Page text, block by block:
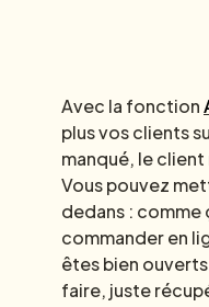
Avec la fonction
plus vos clients
manqué, le
Vous pouvez
dedans : comme
commander en
êtes bien
faire, juste